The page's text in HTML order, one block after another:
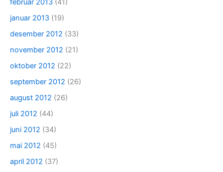
februar 2013 (41)
januar 2013 (19)
desember 2012 (33)
november 2012 (21)
oktober 2012 (22)
september 2012 (26)
august 2012 (26)
juli 2012 (44)
juni 2012 (34)
mai 2012 (45)
april 2012 (37)